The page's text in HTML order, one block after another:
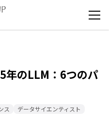
のLLM：6つのパ
ス データサイエンティスト